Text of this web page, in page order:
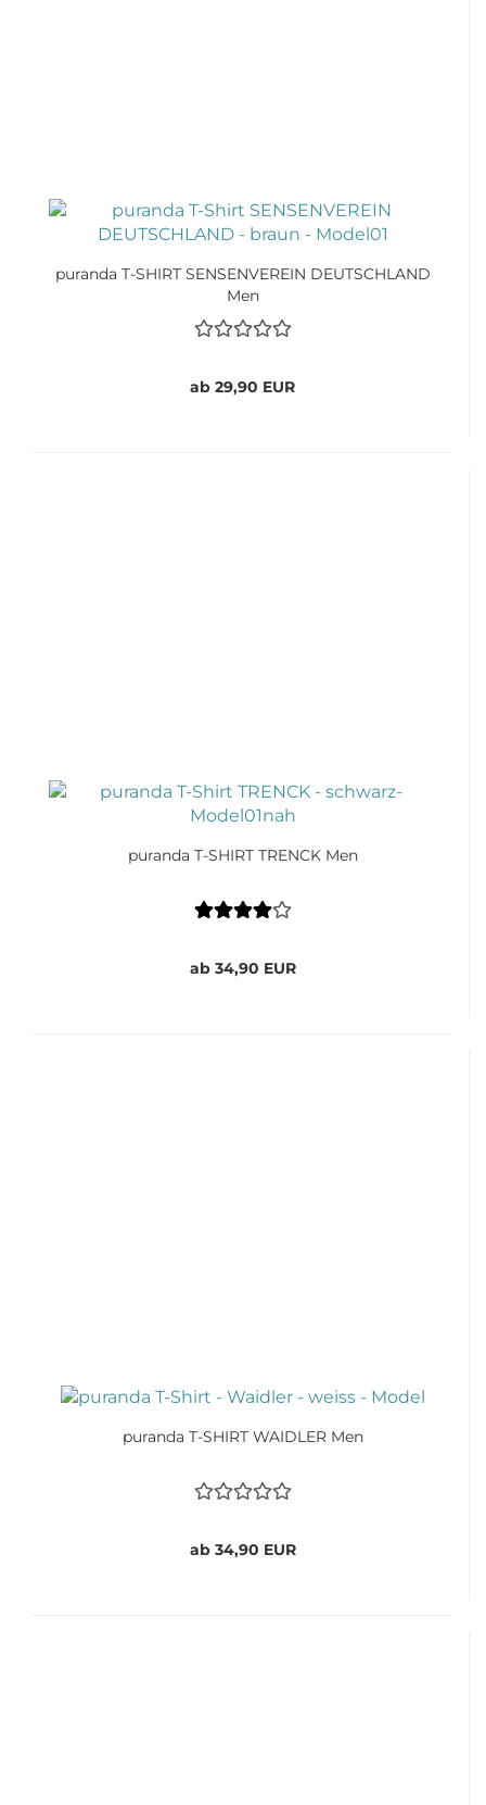
puranda T-SHIRT SENSENVEREIN DEUTSCHLAND
Men
ab 29,90 EUR
puranda T-SHIRT TRENCK Men
ab 34,90 EUR
puranda T-SHIRT WAIDLER Men
ab 34,90 EUR